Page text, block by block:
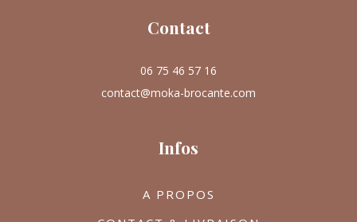
Contact
06 75 46 57 16
contact@moka-brocante.com
Infos
A PROPOS